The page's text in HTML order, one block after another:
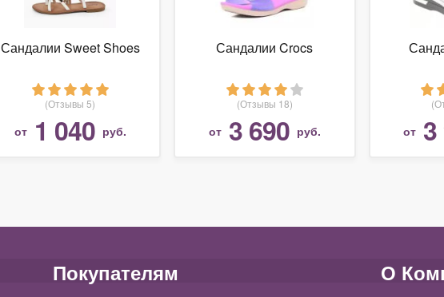
Сандалии Sweet Shoes
(Отзывы 5)
от 1 040 руб.
Сандалии Crocs
(Отзывы 18)
от 3 690 руб. от
Покупателям О